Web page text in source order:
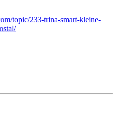
topic/233-trina-smart-kleine-